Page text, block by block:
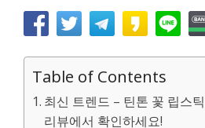
Table of Contents
최신 트렌드 – 틴톤 꽃 립스
리뷰에서 확인하세요!